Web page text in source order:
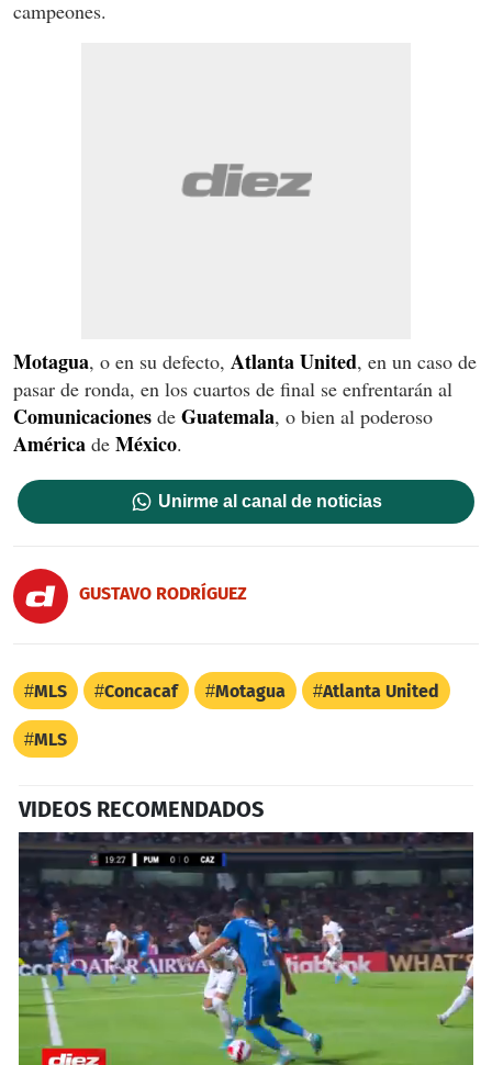
campeones.
Motagua, o en su defecto, Atlanta United, en un caso de
pasar de ronda, en los cuartos de final se enfrentarán al
Comunicaciones de Guatemala, o bien al poderoso
América de México.
Unirme al canal de noticias
GUSTAVO RODRÍGUEZ
MLS Concacaf Motagua Atlanta United
MLS
VIDEOS RECOMENDADOS